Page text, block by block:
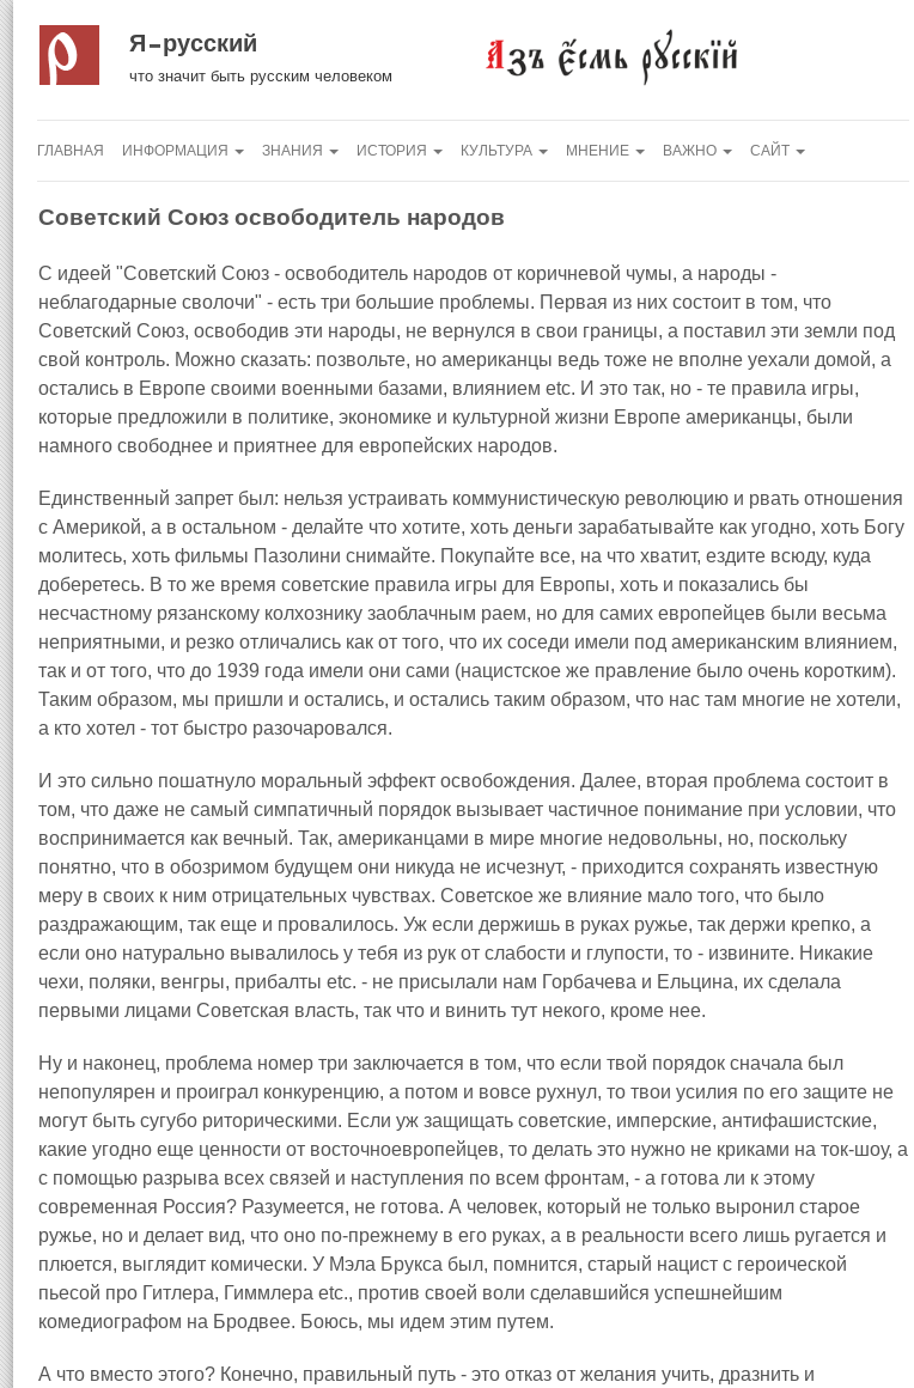
Я русский
что значит быть русским человеком
ГЛАВНАЯ ИНФОРМАЦИЯ ЗНАНИЯ ИСТОРИЯ КУЛЬТУРА МНЕНИЕ ВАЖНО САЙТ
Советский Союз освободитель народов
С идеей "Советский Союз - освободитель народов от коричневой чумы, а народы -
неблагодарные сволочи" - есть три большие проблемы. Первая из них состоит в том, что
Советский Союз, освободив эти народы, не вернулся в свои границы, а поставил эти земли под
свой контроль. Можно сказать: позвольте, но американцы ведь тоже не вполне уехали домой, а
остались в Европе своими военными базами, влиянием etc. И это так, но - те правила игры,
которые предложили в политике, экономике и культурной жизни Европе американцы, были
намного свободнее и приятнее для европейских народов.
Единственный запрет был: нельзя устраивать коммунистическую революцию и рвать отношения
с Америкой, а в остальном - делайте что хотите, хоть деньги зарабатывайте как угодно, хоть Богу
молитесь, хоть фильмы Пазолини снимайте. Покупайте все, на что хватит, ездите всюду, куда
доберетесь. В то же время советские правила игры для Европы, хоть и показались бы
несчастному рязанскому колхознику заоблачным раем, но для самих европейцев были весьма
неприятными, и резко отличались как от того, что их соседи имели под американским влиянием,
так и от того, что до 1939 года имели они сами (нацистское же правление было очень коротким).
Таким образом, мы пришли и остались, и остались таким образом, что нас там многие не хотели,
а кто хотел - тот быстро разочаровался.
И это сильно пошатнуло моральный эффект освобождения. Далее, вторая проблема состоит в
том, что даже не самый симпатичный порядок вызывает частичное понимание при условии, что
воспринимается как вечный. Так, американцами в мире многие недовольны, но, поскольку
понятно, что в обозримом будущем они никуда не исчезнут, - приходится сохранять известную
меру в своих к ним отрицательных чувствах. Советское же влияние мало того, что было
раздражающим, так еще и провалилось. Уж если держишь в руках ружье, так держи крепко, а
если оно натурально вывалилось у тебя из рук от слабости и глупости, то - извините. Никакие
чехи, поляки, венгры, прибалты etc. - не присылали нам Горбачева и Ельцина, их сделала
первыми лицами Советская власть, так что и винить тут некого, кроме нее.
Ну и наконец, проблема номер три заключается в том, что если твой порядок сначала был
непопулярен и проиграл конкуренцию, а потом и вовсе рухнул, то твои усилия по его защите не
могут быть сугубо риторическими. Если уж защищать советские, имперские, антифашистские,
какие угодно еще ценности от восточноевропейцев, то делать это нужно не криками на ток-шоу, а
с помощью разрыва всех связей и наступления по всем фронтам, - а готова ли к этому
современная Россия? Разумеется, не готова. А человек, который не только выронил старое
ружье, но и делает вид, что оно по-прежнему в его руках, а в реальности всего лишь ругается и
плюется, выглядит комически. У Мэла Брукса был, помнится, старый нацист с героической
пьесой про Гитлера, Гиммлера etc., против своей воли сделавшийся успешнейшим
комедиографом на Бродвее. Боюсь, мы идем этим путем.
А что вместо этого? Конечно, правильный путь - это отказ от желания учить, дразнить и